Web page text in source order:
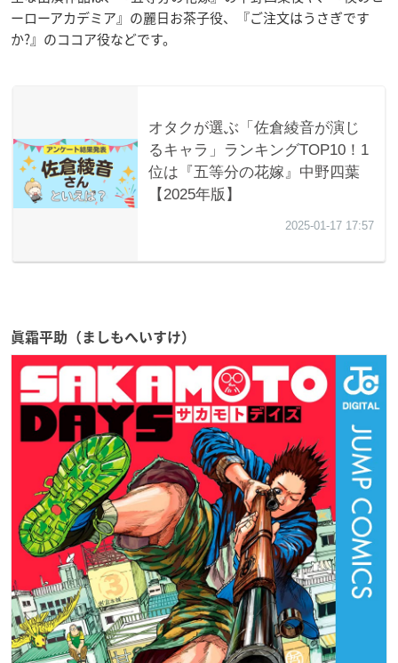
ーローアカデミア』の麗日お茶子役、『ご注文はうさぎです
か?』のココア役などです。
眞霜平助（ましもへいすけ）